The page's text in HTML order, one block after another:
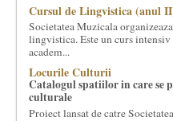
Cuvinte in plus despre proiect,
cei care il finantateaza sunt in
Cursul de Lingvistica (anul
Societatea Muzicala
lingvistica. Este un curs
academ...
Locurile Culturii
Catalogul spatiilor in care se
culturale
Proiect lansat de catre